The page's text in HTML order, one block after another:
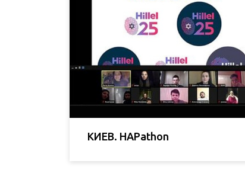
КИЕВ. HAPathon